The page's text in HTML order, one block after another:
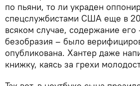
по пьяни, то ли украден
спецслужбистами США еще в
всяком случае, содержание его
безобразия – было
опубликована. Хантер даже
книжку, каясь за грехи